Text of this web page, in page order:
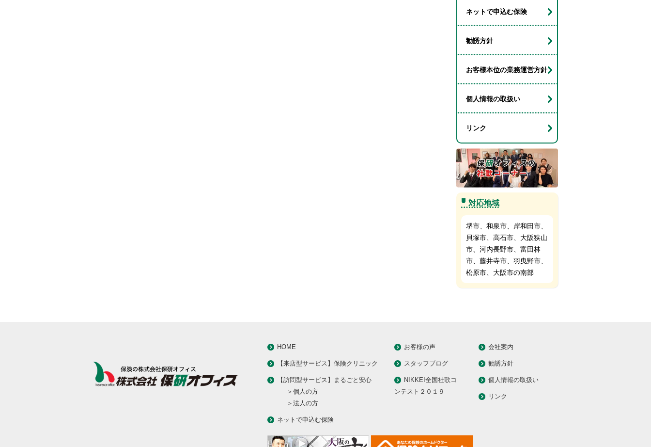
ネットで申込む保険
勧誘方針
お客様本位の業務運営方針
個人情報の取扱い
リンク
対応地域
堺市、和泉市、岸和田市、
貝塚市、高石市、大阪狭山
市、河内長野市、富田林
市、藤井寺市、羽曳野市、
松原市、大阪市の南部
HOME
【来店型サービス】保険クリニック
【訪問型サービス】まるごと安心
＞個人の方
＞法人の方
ネットで申込む保険
お客様の声
スタッフブログ
NIKKEI全国社歌コ
ンテスト２０１９
会社案内
勧誘方針
個人情報の取扱い
リンク